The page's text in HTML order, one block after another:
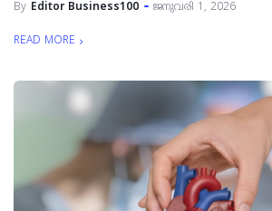
By Editor Business100 ജനുവരി 1, 2026
READ MORE